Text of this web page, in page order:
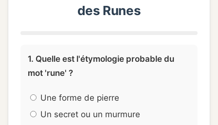
des Runes
1. Quelle est l'étymologie probable du
mot 'rune' ?
Une forme de pierre
Un secret ou un murmure